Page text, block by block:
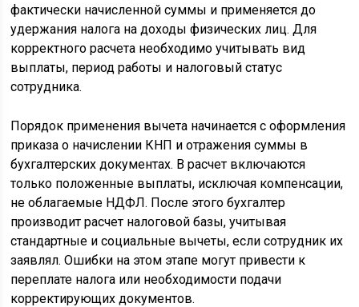
фактически начисленной суммы и применяется до
удержания налога на доходы физических лиц. Для
корректного расчета необходимо учитывать вид
выплаты, период работы и налоговый статус
сотрудника.
Порядок применения вычета начинается с оформления
приказа о начислении КНП и отражения суммы в
бухгалтерских документах. В расчет включаются
только положенные выплаты, исключая компенсации,
не облагаемые НДФЛ. После этого бухгалтер
производит расчет налоговой базы, учитывая
стандартные и социальные вычеты, если сотрудник их
заявлял. Ошибки на этом этапе могут привести к
переплате налога или необходимости подачи
корректирующих документов.